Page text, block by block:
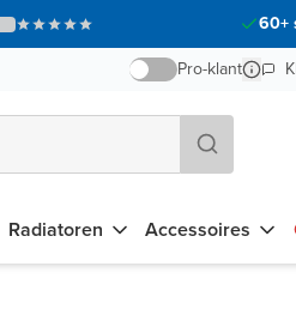
60+
Pro-klant
Radiatoren Accessoires